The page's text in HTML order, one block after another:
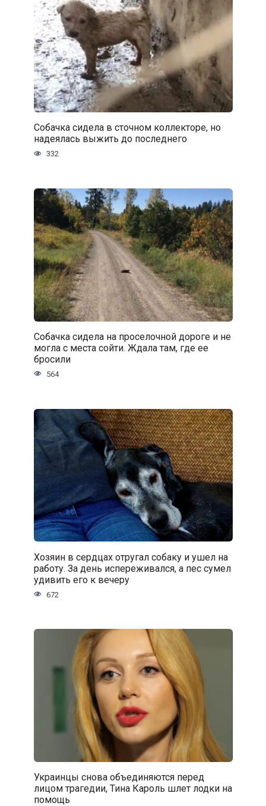
Собачка сидела в сточном коллекторе, но
надеялась выжить до последнего
332
Собачка сидела на проселочной дороге и не
могла с места сойти. Ждала там, где ее
бросили
564
Хозяин в сердцах отругал собаку и ушел на
работу. За день испереживался, а пес сумел
удивить его к вечеру
672
Украинцы снова объединяются перед
лицом трагедии, Тина Кароль шлет лодки на
помощь